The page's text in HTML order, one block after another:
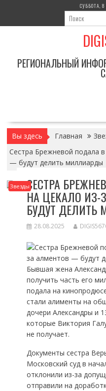
содержимому
СУББОТА,
РЕГИОНАЛЬНЫЙ
Вы здесь Главная
Сестра Брежневой подала
— будут делить миллиарды
ЗвездыСЕСТРА
НА ЦЕКАЛО
БУДУТ
28.08.2025
Бывшая жена
получить часть его
подала на
стали алименты на
дочери Александры и
которые Виктория
не получает.
Документы сестра
Московский суд в
отклонили из-за
отправили на